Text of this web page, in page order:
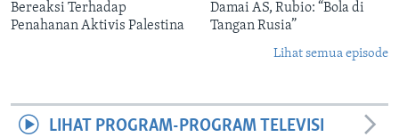
Bereaksi Terhadap
Penahanan Aktivis Palestina
Damai AS, Rubio: “Bola di
Tangan Rusia”
Lihat semua episode
LIHAT PROGRAM-PROGRAM TELEVISI